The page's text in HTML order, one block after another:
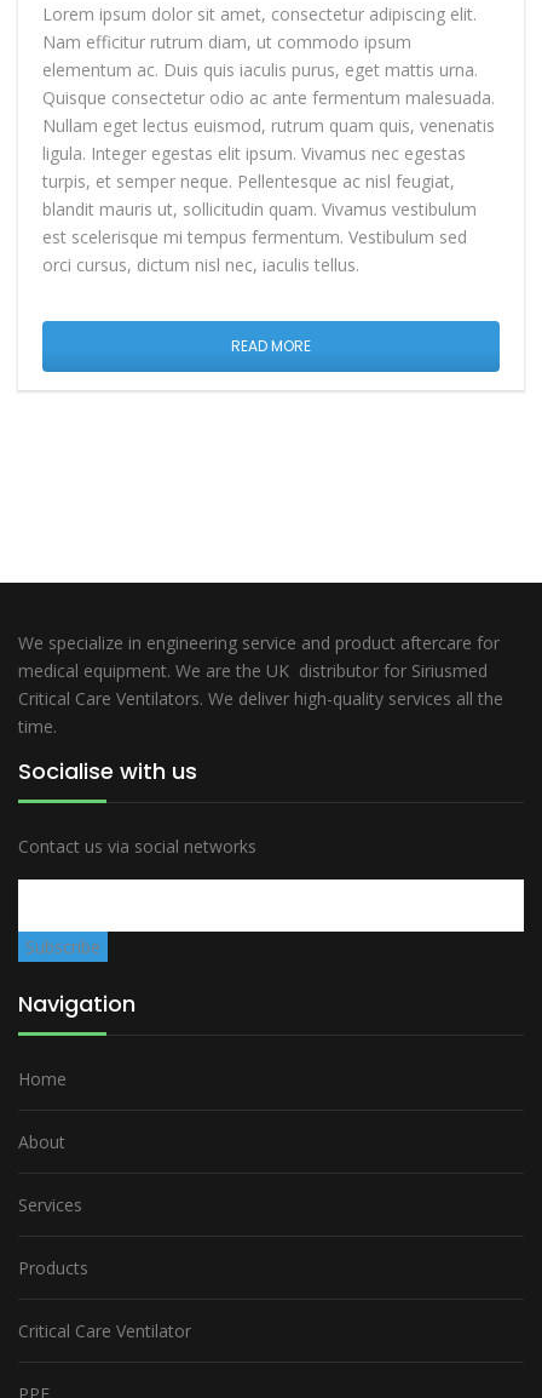
Lorem ipsum dolor sit amet, consectetur adipiscing elit.
Nam efficitur rutrum diam, ut commodo ipsum
elementum ac. Duis quis iaculis purus, eget mattis urna.
Quisque consectetur odio ac ante fermentum malesuada.
Nullam eget lectus euismod, rutrum quam quis, venenatis
ligula. Integer egestas elit ipsum. Vivamus nec egestas
turpis, et semper neque. Pellentesque ac nisl feugiat,
blandit mauris ut, sollicitudin quam. Vivamus vestibulum
est scelerisque mi tempus fermentum. Vestibulum sed
orci cursus, dictum nisl nec, iaculis tellus.
READ MORE
We specialize in engineering service and product aftercare for
medical equipment. We are the UK distributor for Siriusmed
Critical Care Ventilators. We deliver high-quality services all the
time.
Socialise with us
Contact us via social networks
Navigation
Home
About
Services
Products
Critical Care Ventilator